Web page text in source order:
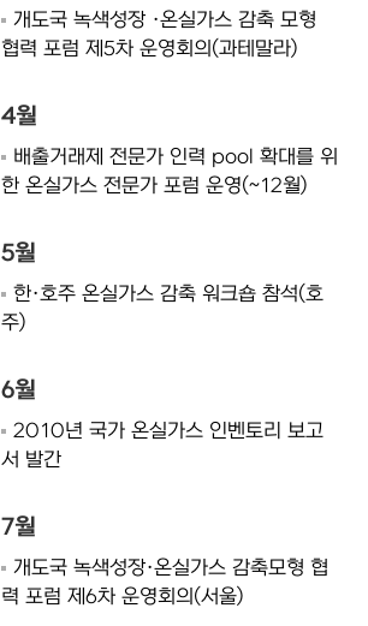
개도국 녹색성장 ·온실가스 감축 모형
협력 포럼 제5차 운영회의(과테말라)
4월
배출거래제 전문가 인력 pool 확대를 위
한 온실가스 전문가 포럼 운영(~12월)
5월
한·호주 온실가스 감축 워크숍 참석(호
주)
6월
2010년 국가 온실가스 인벤토리 보고
서 발간
7월
개도국 녹색성장·온실가스 감축모형 협
력 포럼 제6차 운영회의(서울)